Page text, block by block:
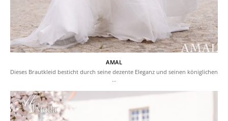
AMAL
Dieses Brautkleid besticht durch seine dezente Eleganz und seinen königlichen
…